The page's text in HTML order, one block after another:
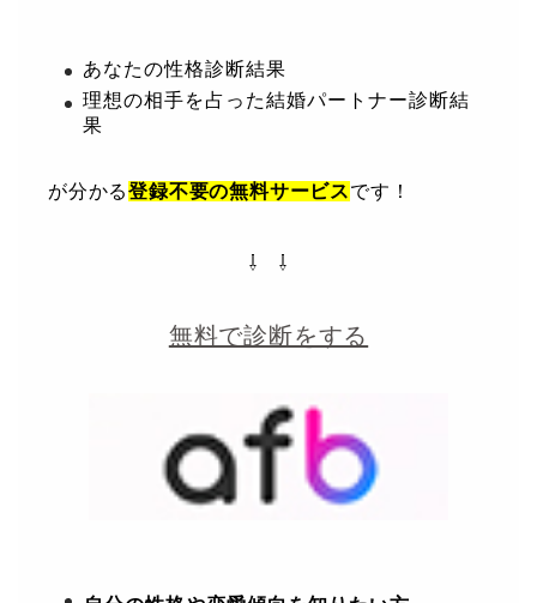
あなたの性格診断結果
理想の相手を占った結婚パートナー診断結
果
が分かる登録不要の無料サービスです！
⇩ ⇩
無料で診断をする